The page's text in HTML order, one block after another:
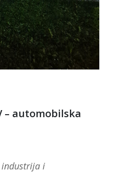
– automobilska
industrija i